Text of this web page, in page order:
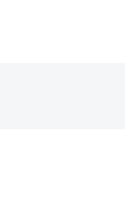
partenaires ou
qualité du blé avec